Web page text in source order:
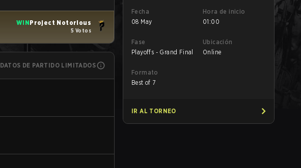
WINProject Notorious
5 Votos
DATOS DE PARTIDO LIMITADOS
Fecha
08 May
Hora de inicio
01:00
Fase
Playoffs - Grand Final
Ubicación
Online
Formato
Best of 7
IR AL TORNEO